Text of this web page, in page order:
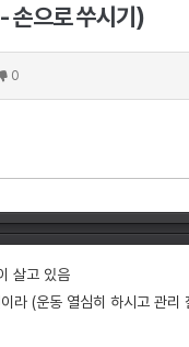
손으로 쑤시기)
0
살고 있음
라 (운동 열심히 하시고 관